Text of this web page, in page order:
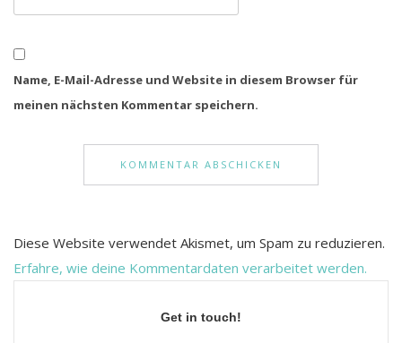
Name, E-Mail-Adresse und Website in diesem Browser für
meinen nächsten Kommentar speichern.
Diese Website verwendet Akismet, um Spam zu reduzieren.
Erfahre, wie deine Kommentardaten verarbeitet werden.
Get in touch!